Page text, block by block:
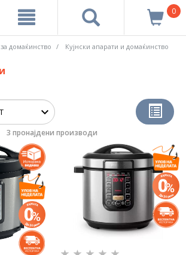
0
домаќинство
Кујнски апарати и домаќинство
3 пронајдени производи